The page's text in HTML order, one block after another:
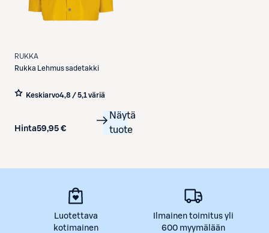
RUKKA
Rukka
Lehmus sadetakki
Keskiarvo4,8 / 5,1 väriä
Hinta59,95 €
Näytä
tuote
Luotettava
kotimainen
Ilmainen toimitus yli
600 myymälään